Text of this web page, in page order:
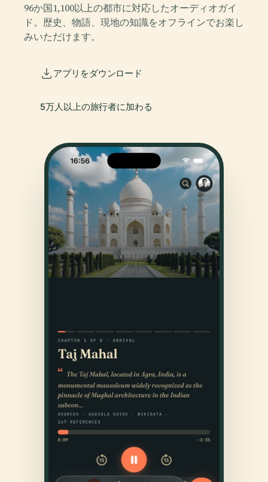
96か国1,100以上の都市に対応したオーディオガイ
ド。歴史、物語、現地の知識をオフラインでお楽し
みいただけます。
アプリをダウンロード
5万人以上の旅行者に加わる